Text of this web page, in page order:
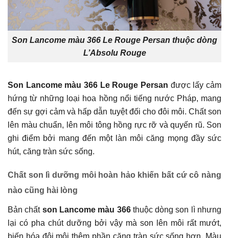
Son Lancome màu 366 Le Rouge Persan thuộc dòng
L’Absolu Rouge
Son Lancome màu 366 Le Rouge Persan được lấy cảm
hứng từ những loại hoa hồng nổi tiếng nước Pháp, mang
đến sự gợi cảm và hấp dẫn tuyệt đối cho đôi môi. Chất son
lên màu chuẩn, lên môi tông hồng rực rỡ và quyến rũ. Son
ghi điểm bởi mang đến một làn môi căng mọng đầy sức
hút, căng tràn sức sống.
Chất son lì dưỡng môi hoàn hảo khiến bất cứ cô nàng
nào cũng hài lòng
Bản chất son Lancome màu 366 thuộc dòng son lì nhưng
lại có pha chút dưỡng bởi vậy mà son lên môi rất mướt,
biến hóa đôi môi thêm phần căng tràn sức sống hơn. Màu